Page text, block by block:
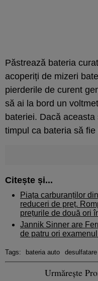
Păstrează bateria
acoperiți de mizeri
pierderile de curent
să ai la bord un
bateriei. Dacă
timpul ca bateria să
Citește și...
Piața carburanților
reduceri de preț.
prețurile de două ori
Jannik Sinner are
de patru ori
Tags: bateria auto desulfatare
Urmărește